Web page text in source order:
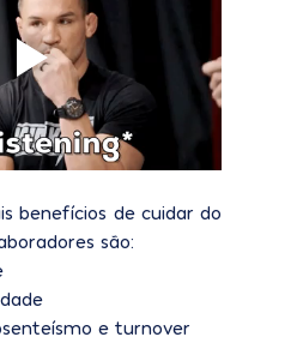
benefícios de cuidar do
são:
e turnover